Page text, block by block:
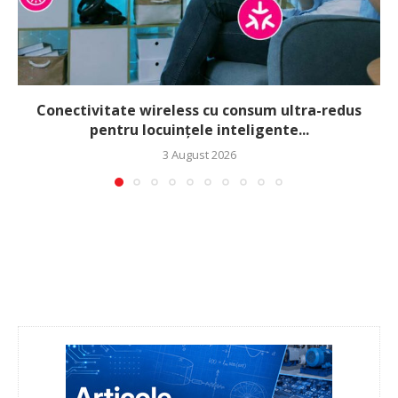
Conectivitate wireless cu consum ultra-redus
pentru locuințele inteligente...
3 August 2026